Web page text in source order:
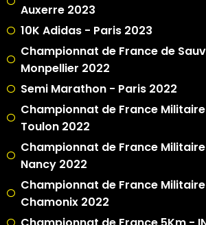
Auxerre 2023
10K Adidas - Paris 2023
Championnat de France de
Monpellier 2022
Semi Marathon - Paris 2022
Championnat de France
Toulon 2022
Championnat de France
Nancy 2022
Championnat de France
Chamonix 2022